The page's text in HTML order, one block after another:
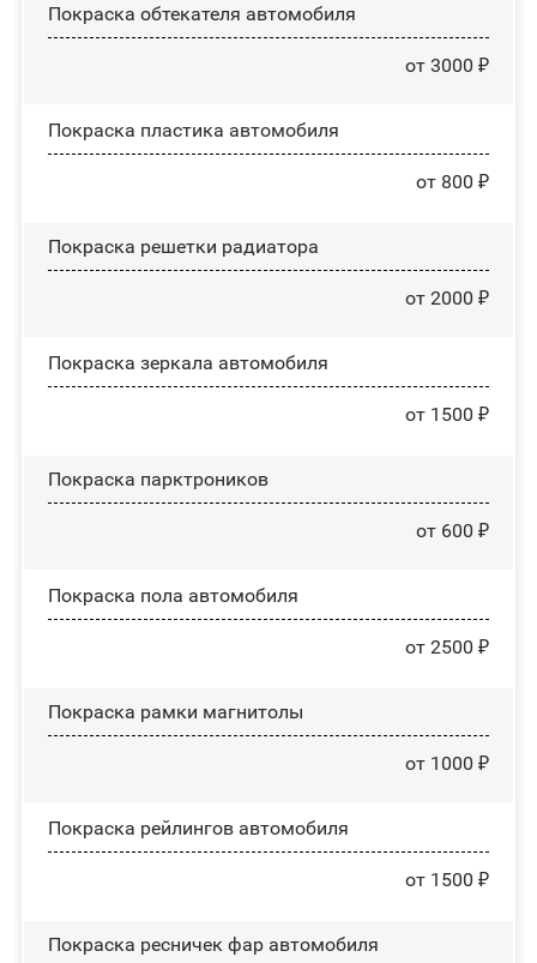
Покраска обтекателя автомобиля
от 3000 ₽
Покраска пластика автомобиля
от 800 ₽
Покраска решетки радиатора
от 2000 ₽
Покраска зеркала автомобиля
от 1500 ₽
Покраска парктроников
от 600 ₽
Покраска пола автомобиля
от 2500 ₽
Покраска рамки магнитолы
от 1000 ₽
Покраска рейлингов автомобиля
от 1500 ₽
Покраска ресничек фар автомобиля